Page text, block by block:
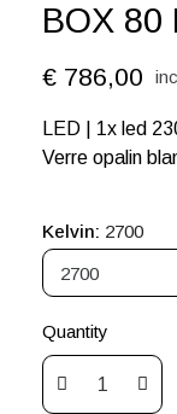
BOX 80
€ 786,00
LED | 1x led
Verre opalin
Kelvin 2700
Quantity